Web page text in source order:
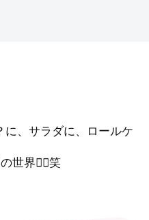
、サラダに、ロールケ
世界👍🏻笑